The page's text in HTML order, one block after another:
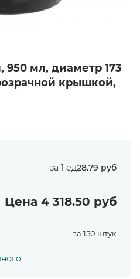
950 мл, диаметр 173
крышкой,
за 1 ед28.79 руб
Цена 4 318.50 руб
за 150 штук